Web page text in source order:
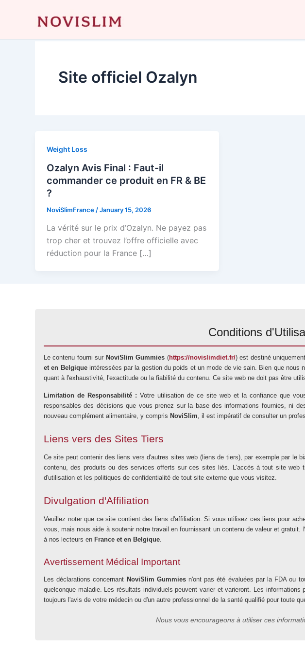
Site officiel Ozalyn
Weight Loss
Ozalyn Avis Final : Faut-il
commander ce produit en FR & BE
?
NoviSlimFrance /January 15, 2026
La vérité sur le prix d’Ozalyn. Ne payez pas
trop cher et trouvez l’offre officielle avec
réduction pour la France […]
Conditions
Le contenu fourni sur NoviSlim Gummies (https://novislimdiet.fr/) est destiné
et en Belgiqueintéressées par la gestion du poids et un mode de vie sain. Bien que nous
quant à l'exhaustivité, l'exactitude ou la fiabilité du contenu. Ce site web ne doit pas être
Limitation de Responsabilité : Votre utilisation de ce site web et la confiance que
responsables des décisions que vous prenez sur la base des informations fournies, ni
nouveau complément alimentaire, y compris NoviSlim, il est impératif de consulter un
Liens vers des Sites Tiers
Ce site peut contenir des liens vers d'autres sites web (liens de tiers), par exemple par le
contenu, des produits ou des services offerts sur ces sites liés. L'accès à tout site
d'utilisation et les politiques de confidentialité de tout site externe que vous visitez.
Divulgation d'Affiliation
Veuillez noter que ce site contient des liens d'affiliation. Si vous utilisez ces liens pour
vous, mais nous aide à soutenir notre travail en fournissant un contenu de valeur et
à nos lecteurs en France et en Belgique.
Avertissement Médical Important
Les déclarations concernant NoviSlim Gummiesn'ont pas été évaluées par la FDA ou
quelconque maladie. Les résultats individuels peuvent varier et varieront. Les
toujours l'avis de votre médecin ou d'un autre professionnel de la santé qualifié pour toute
Nous vous encourageons à utiliser ces